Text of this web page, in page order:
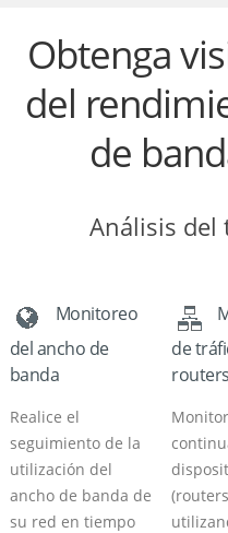
Obtenga
del
de
Análisis del
Monitoreo
del ancho de
banda
Realice el
seguimiento de la
utilización del
ancho de banda de
su red en tiempo
de
routers